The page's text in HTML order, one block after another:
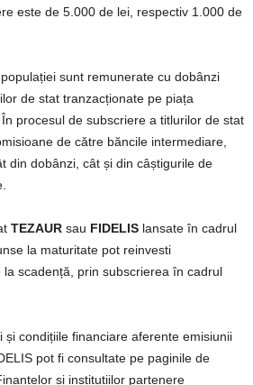
este de 5.000 de lei, respectiv 1.000 de
sunt remunerate cu dobânzi
de stat tranzacționate pe piața
procesul de subscriere a titlurilor de stat
de către băncile intermediare,
din dobânzi, cât și din câștigurile de
TEZAUR sau FIDELIS lansate în cadrul
la maturitate pot reinvesti
scadență, prin subscrierea în cadrul
și condițiile financiare aferente emisiunii
pot fi consultate pe paginile de
și instituțiilor partenere